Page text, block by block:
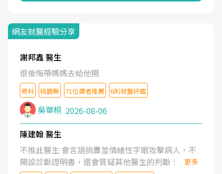
網友就醫經驗分享
謝邦鑫 醫生
很後悔帶媽媽去給他開
骨科 桃園縣 71位讀者推薦 6則就醫評鑑
吳華桐 2026-08-06
陳建翰 醫生
不推此醫生 會言語挑釁並情緒性字眼攻擊病人，不
開設診斷證明書，還會質疑其他醫生的判斷！
更多